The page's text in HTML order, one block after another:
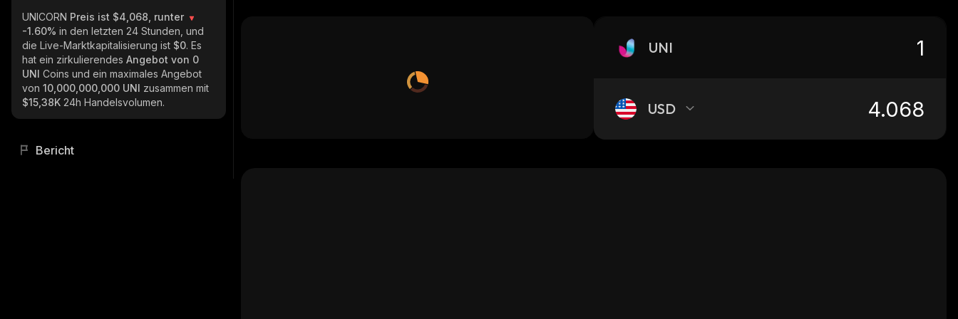
UNICORN Preis ist $4,068, runter
-1.60% in den letzten 24 Stunden, und
die Live-Marktkapitalisierung ist $0. Es
hat ein zirkulierendes Angebot von 0
UNI Coins und ein maximales Angebot
von 10,000,000,000 UNI zusammen mit
$15,38K 24h Handelsvolumen.
Bericht
UNI
USD